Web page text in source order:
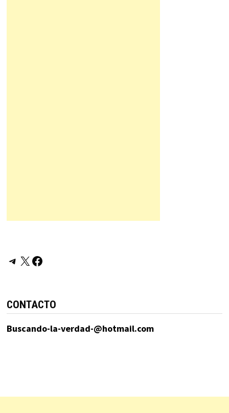
Telegram
X Facebook
CONTACTO
Buscando-la-verdad-@hotmail.com